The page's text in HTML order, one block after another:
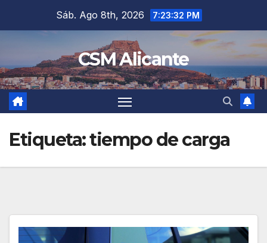
Sáb. Ago 8th, 2026 7:23:33 PM
CSM Alicante
Etiqueta:tiempo de carga